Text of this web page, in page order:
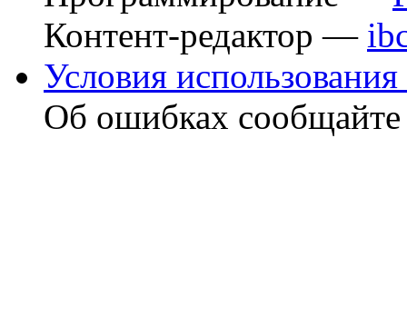
Контент-редактор —
Условия использования
Об ошибках